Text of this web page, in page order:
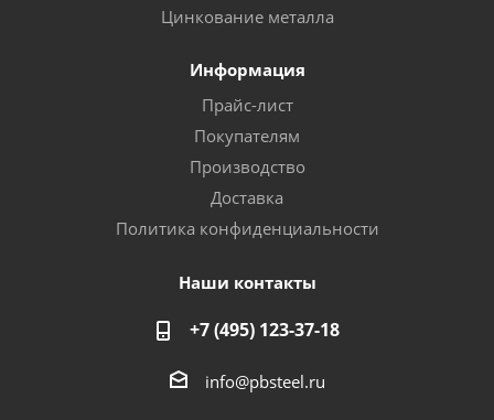
Цинкование металла
Информация
Прайс-лист
Покупателям
Производство
Доставка
Политика конфиденциальности
Наши контакты
+7 (495) 123-37-18
info@pbsteel.ru